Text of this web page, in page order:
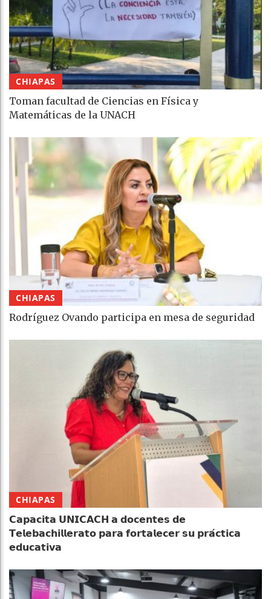
CHIAPAS
Toman facultad de Ciencias en Física y
Matemáticas de la UNACH
CHIAPAS
Rodríguez Ovando participa en mesa de seguridad
CHIAPAS
𝗖𝗮𝗽𝗮𝗰𝗶𝘁𝗮 𝗨𝗡𝗜𝗖𝗔𝗖𝗛 𝗮 𝗱𝗼𝗰𝗲𝗻𝘁𝗲𝘀 𝗱𝗲
𝗧𝗲𝗹𝗲𝗯𝗮𝗰𝗵𝗶𝗹𝗹𝗲𝗿𝗮𝘁𝗼 𝗽𝗮𝗿𝗮 𝗳𝗼𝗿𝘁𝗮𝗹𝗲𝗰𝗲𝗿 𝘀𝘂 𝗽𝗿𝗮́𝗰𝘁𝗶𝗰𝗮
𝗲𝗱𝘂𝗰𝗮𝘁𝗶𝘃𝗮